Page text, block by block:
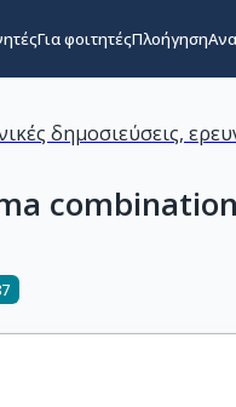
Για φοιτητέςΠλοήγηση
δημοσιεύσεις,